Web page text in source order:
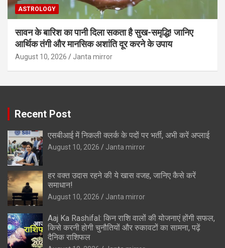
ASTROLOGY
सावन के बारिश का पानी दिला सकता है सुख-समृद्धि! जानिए
आर्थिक तंगी और मानसिक अशांति दूर करने के उपाय
August 10, 2026 Janta mirror
Recent Post
एसबीआई में निकली क्लर्क के पदों पर भर्ती, अभी करें अप्‍लाई
August 10, 2026 Janta mirror
हर वक्त उदास रहने की ये खास वजह, जानिए कैसे करें
समाधान!
August 10, 2026 Janta mirror
Aaj Ka Rashifal: किन राशि वालों की योजनाएं होंगी सफल,
किसे करनी होगी चुनौतियों और रुकावटों का सामना, पढ़ें
दैनिक राशिफल